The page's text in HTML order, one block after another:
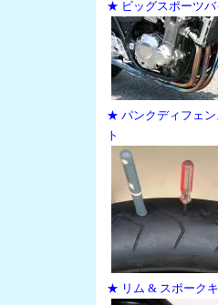
★ ビッグスポーツバ
★ パンクディフェン
ト
★ リム & スポーク